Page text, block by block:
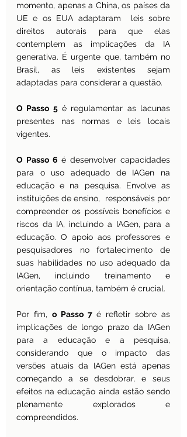
momento, apenas a China, os países da
UE e os EUA adaptaram  leis sobre
direitos autorais para que elas
contemplem as implicações da IA
generativa. É urgente que, também no
Brasil, as leis existentes sejam
adaptadas para considerar a questão.
O Passo 5 é regulamentar as lacunas
presentes nas normas e leis locais
vigentes.
O Passo 6 é desenvolver capacidades
para o uso adequado de IAGen na
educação e na pesquisa. Envolve as
instituições de ensino,  responsáveis por
compreender os possíveis benefícios e
riscos da IA, incluindo a IAGen, para a
educação. O apoio aos professores e
pesquisadores no fortalecimento de
suas habilidades no uso adequado da
IAGen, incluindo treinamento e
orientação contínua, também é crucial.
Por fim, o Passo 7 é refletir sobre as
implicações de longo prazo da IAGen
para a educação e a pesquisa,
considerando que o impacto das
versões atuais da IAGen está apenas
começando a se desdobrar, e seus
efeitos na educação ainda estão sendo
plenamente explorados e
compreendidos.